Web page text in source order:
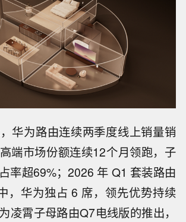
华为路由连续两季度线上销量销
端市场份额连续12个月领跑，子
率超69%；2026 年 Q1 套装路由
，华为独占 6 席，领先优势持续
凌霄子母路由Q7电线版的推出，